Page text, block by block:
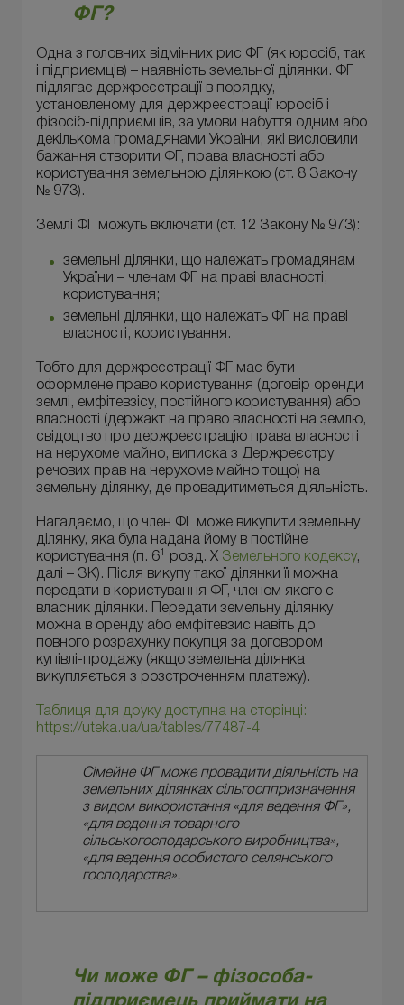
ФГ?
Одна з головних відмінних рис ФГ (як юросіб, так
і підприємців) – наявність земельної ділянки. ФГ
підлягає держреєстрації в порядку,
установленому для держреєстрації юросіб і
фізосіб-підприємців, за умови набуття одним або
декількома громадянами України, які висловили
бажання створити ФГ, права власності або
користування земельною ділянкою (ст. 8 Закону
№ 973).
Землі ФГ можуть включати (ст. 12 Закону № 973):
земельні ділянки, що належать громадянам
України – членам ФГ на праві власності,
користування;
земельні ділянки, що належать ФГ на праві
власності, користування.
Тобто для держреєстрації ФГ має бути
оформлене право користування (договір оренди
землі, емфітевзісу, постійного користування) або
власності (держакт на право власності на землю,
свідоцтво про держреєстрацію права власності
на нерухоме майно, виписка з Держреєстру
речових прав на нерухоме майно тощо) на
земельну ділянку, де провадитиметься діяльність.
Нагадаємо, що член ФГ може викупити земельну
ділянку, яка була надана йому в постійне
користування (п. 61 розд. X Земельного кодексу,
далі – ЗК). Після викупу такої ділянки її можна
передати в користування ФГ, членом якого є
власник ділянки. Передати земельну ділянку
можна в оренду або емфітевзис навіть до
повного розрахунку покупця за договором
купівлі-продажу (якщо земельна ділянка
викупляється з розстроченням платежу).
Таблиця для друку доступна на сторінці:
https://uteka.ua/ua/tables/77487-4
Сімейне ФГ може провадити діяльність на
земельних ділянках сільгосппризначення
з видом використання «для ведення ФГ»,
«для ведення товарного
сільськогосподарського виробництва»,
«для ведення особистого селянського
господарства».
Чи може ФГ – фізособа-
підприємець приймати на